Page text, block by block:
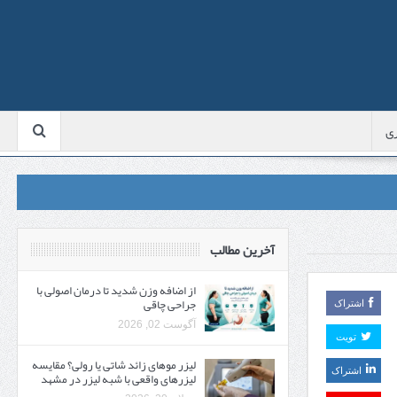
اشتراک
تویت
اشتراک
آخرین مطالب
از اضافه وزن شدید تا درمان اصولی با
جراحی چاقی
آگوست 02, 2026
لیزر موهای زائد شاتی یا رولی؟ مقایسه
لیزرهای واقعی با شبه‌ لیزر در مشهد